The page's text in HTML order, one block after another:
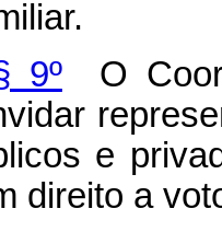
9º
O
e
direito a